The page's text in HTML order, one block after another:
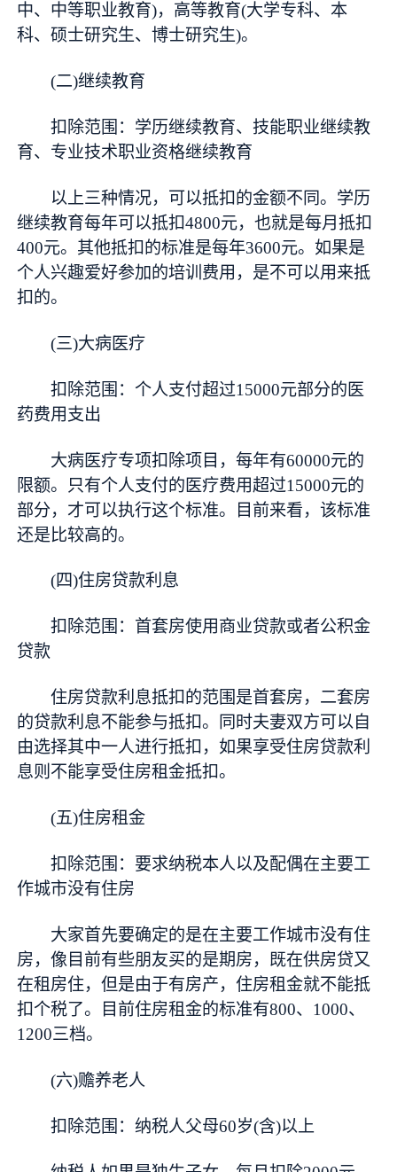
中、中等职业教育)，高等教育(大学专科、本
科、硕士研究生、博士研究生)。
(二)继续教育
扣除范围：学历继续教育、技能职业继续教
育、专业技术职业资格继续教育
以上三种情况，可以抵扣的金额不同。学历
继续教育每年可以抵扣4800元，也就是每月抵扣
400元。其他抵扣的标准是每年3600元。如果是
个人兴趣爱好参加的培训费用，是不可以用来抵
扣的。
(三)大病医疗
扣除范围：个人支付超过15000元部分的医
药费用支出
大病医疗专项扣除项目，每年有60000元的
限额。只有个人支付的医疗费用超过15000元的
部分，才可以执行这个标准。目前来看，该标准
还是比较高的。
(四)住房贷款利息
扣除范围：首套房使用商业贷款或者公积金
贷款
住房贷款利息抵扣的范围是首套房，二套房
的贷款利息不能参与抵扣。同时夫妻双方可以自
由选择其中一人进行抵扣，如果享受住房贷款利
息则不能享受住房租金抵扣。
(五)住房租金
扣除范围：要求纳税本人以及配偶在主要工
作城市没有住房
大家首先要确定的是在主要工作城市没有住
房，像目前有些朋友买的是期房，既在供房贷又
在租房住，但是由于有房产，住房租金就不能抵
扣个税了。目前住房租金的标准有800、1000、
1200三档。
(六)赡养老人
扣除范围：纳税人父母60岁(含)以上